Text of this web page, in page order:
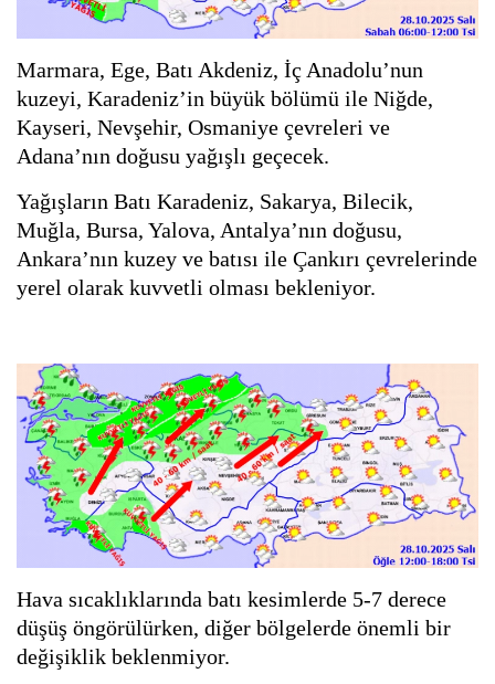
Marmara, Ege, Batı Akdeniz, İç Anadolu’nun
kuzeyi, Karadeniz’in büyük bölümü ile Niğde,
Kayseri, Nevşehir, Osmaniye çevreleri ve
Adana’nın doğusu yağışlı geçecek.
Yağışların Batı Karadeniz, Sakarya, Bilecik,
Muğla, Bursa, Yalova, Antalya’nın doğusu,
Ankara’nın kuzey ve batısı ile Çankırı çevrelerinde
yerel olarak kuvvetli olması bekleniyor.
Hava sıcaklıklarında batı kesimlerde 5-7 derece
düşüş öngörülürken, diğer bölgelerde önemli bir
değişiklik beklenmiyor.